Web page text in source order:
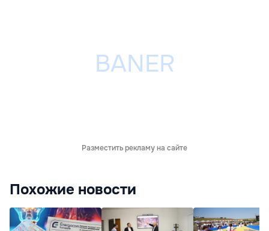
Разместить рекламу на сайте
Похожие новости